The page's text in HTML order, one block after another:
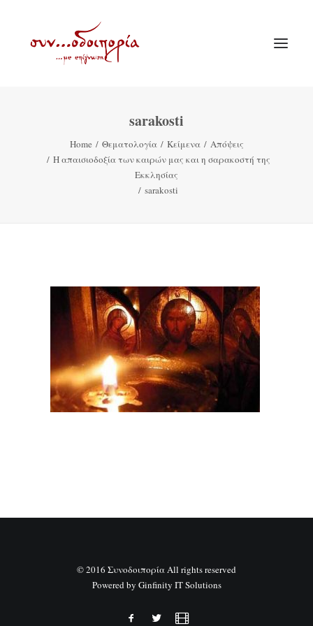
ΘΕΜΑΤΟΛΟΓΙΑ
ΕΠΙΚΟΙΝΩΝΙΑ
SEARCH
sarakosti
Home Θεματολογία Κείμενα
Απόψεις
Η απαισιοδοξία των καιρών μας και η σαρακοστή της
Εκκλησίας
sarakosti
© 2016 Συνοδοιπορία All rights reserved
Powered by Ginfinity IT Solutions